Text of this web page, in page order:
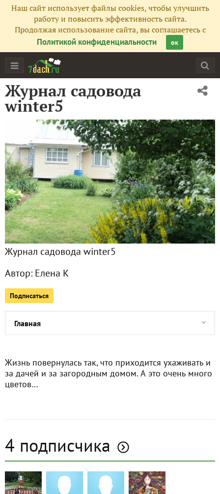
Наш сайт использует файлы cookies, чтобы улучшить
работу и повысить эффективность сайта.
Продолжая использование сайта, вы соглашаетесь с
Политикой конфиденциальности
ок
Журнал садовода winter5
Автор: Елена К
Подписаться
Главная
Все публикации 2
Журнал садовода
winter5
Жизнь повернулась так, что приходится ухаживать и
за дачей и за загородным домом. А это очень много
цветов…
4 подписчика